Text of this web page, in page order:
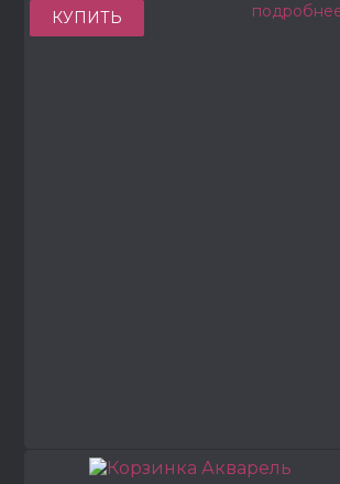
КУПИТЬ